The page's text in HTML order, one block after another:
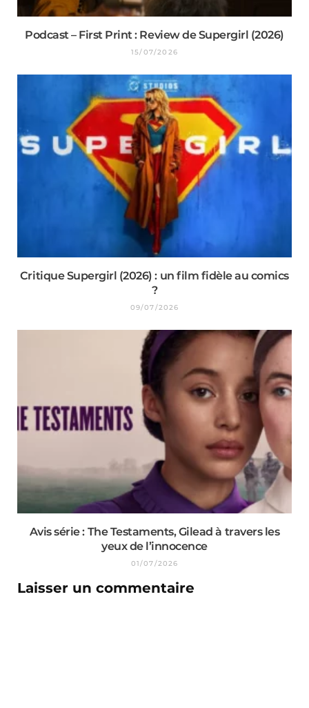
Podcast – First Print : Review de Supergirl (2026)
15/07/2026
Critique Supergirl (2026) : un film fidèle au comics
?
09/07/2026
Avis série : The Testaments, Gilead à travers les
yeux de l’innocence
01/07/2026
Laisser un commentaire